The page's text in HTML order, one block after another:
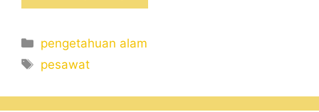
Categories
pengetahuan alam
Tags
pesawat